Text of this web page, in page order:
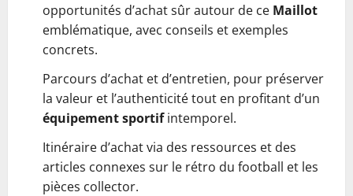
opportunités d’achat sûr autour de ce Maillot
emblématique, avec conseils et exemples
concrets.
Parcours d’achat et d’entretien, pour préserver
la valeur et l’authenticité tout en profitant d’un
équipement sportifintemporel.
Itinéraire d’achat via des ressources et des
articles connexes sur le rétro du football et les
pièces collector.